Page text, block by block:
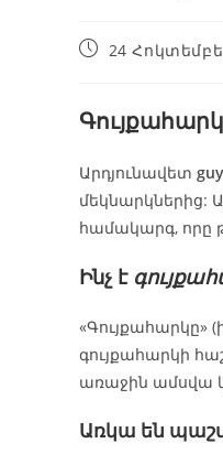
24
Արդյունավետ
մեկնարկներից:
համակարգ, որը
Ինչ է
«Գույքահարկը»
գույքահարկի
առաջին ամսվա
Առկա են